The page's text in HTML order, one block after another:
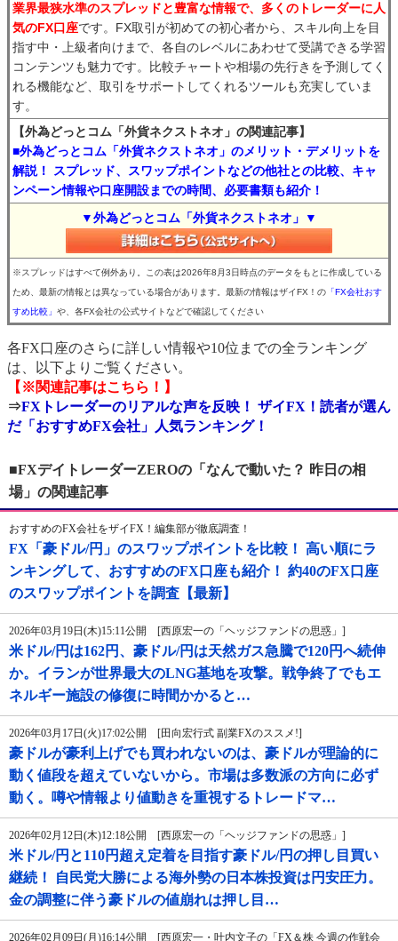
業界最狭水準のスプレッドと豊富な情報で、多くのトレーダーに人
気のFX口座です。FX取引が初めての初心者から、スキル向上を目
指す中・上級者向けまで、各自のレベルにあわせて受講できる学習
コンテンツも魅力です。比較チャートや相場の先行きを予測してく
れる機能など、取引をサポートしてくれるツールも充実していま
す。
【外為どっとコム「外貨ネクストネオ」の関連記事】
■外為どっとコム「外貨ネクストネオ」のメリット・デメリットを
解説！ スプレッド、スワップポイントなどの他社との比較、キャ
ンペーン情報や口座開設までの時間、必要書類も紹介！
▼外為どっとコム「外貨ネクストネオ」▼
※スプレッドはすべて例外あり。この表は2026年8月3日時点のデータをもとに作成している
ため、最新の情報とは異なっている場合があります。最新の情報はザイFX！の 「FX会社おす
すめ比較」 や、各FX会社の公式サイトなどで確認してください
各FX口座のさらに詳しい情報や10位までの全ランキング
は、以下よりご覧ください。
【※関連記事はこちら！】
⇒FXトレーダーのリアルな声を反映！ ザイFX！読者が選ん
だ「おすすめFX会社」人気ランキング！
■FXデイトレーダーZEROの「なんで動いた？ 昨日の相
場」の関連記事
おすすめのFX会社をザイFX！編集部が徹底調査！
FX「豪ドル/円」のスワップポイントを比較！ 高い順にラ
ンキングして、おすすめのFX口座も紹介！ 約40のFX口座
のスワップポイントを調査【最新】
2026年03月19日(木)15:11公開 [西原宏一の「ヘッジファンドの思惑」]
米ドル/円は162円、豪ドル/円は天然ガス急騰で120円へ続伸
か。イランが世界最大のLNG基地を攻撃。戦争終了でもエ
ネルギー施設の修復に時間かかると…
2026年03月17日(火)17:02公開 [田向宏行式 副業FXのススメ!]
豪ドルが豪利上げでも買われないのは、豪ドルが理論的に
動く値段を超えていないから。市場は多数派の方向に必ず
動く。噂や情報より値動きを重視するトレードマ…
2026年02月12日(木)12:18公開 [西原宏一の「ヘッジファンドの思惑」]
米ドル/円と110円超え定着を目指す豪ドル/円の押し目買い
継続！ 自民党大勝による海外勢の日本株投資は円安圧力。
金の調整に伴う豪ドルの値崩れは押し目…
2026年02月09日(月)16:14公開 [西原宏一・叶内文子の「FX＆株 今週の作戦会